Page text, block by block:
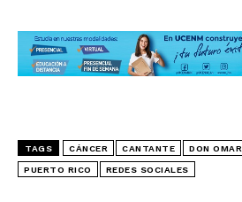
TAGS CÁNCER CANTANTE DON OMAR
PUERTO RICO REDES SOCIALES